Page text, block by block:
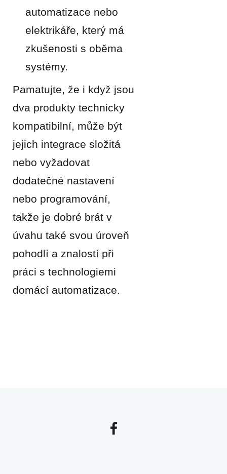
automatizace nebo
elektrikáře, který má
zkušenosti s oběma
systémy.
Pamatujte, že i když jsou
dva produkty technicky
kompatibilní, může být
jejich integrace složitá
nebo vyžadovat
dodatečné nastavení
nebo programování,
takže je dobré brát v
úvahu také svou úroveň
pohodlí a znalostí při
práci s technologiemi
domácí automatizace.